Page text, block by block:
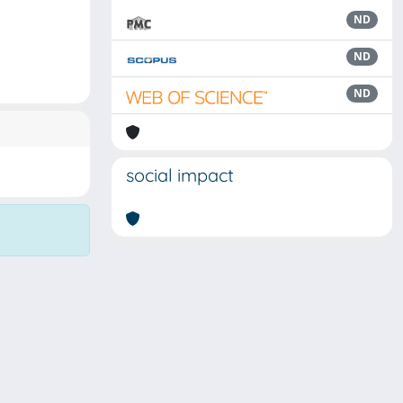
ND
ND
ND
social impact